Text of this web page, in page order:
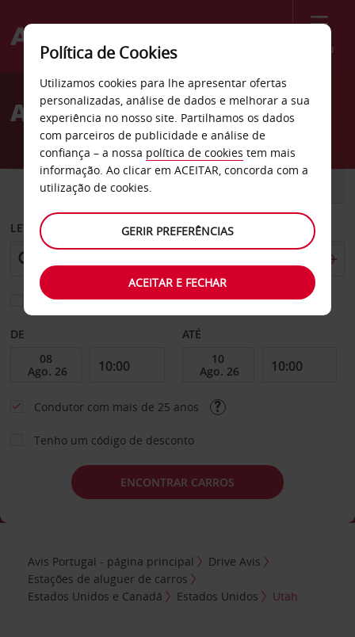
Menu
Welcome
AvisAluguer de carros Utah
CARRO
LEVANTAR EM
Escolher uma estação de devolução diferente
DE ATÉ
Condutor com mais de 25 anos
Tenho um código de desconto
ENCONTRAR CARROS
Avis Portugal - página principal
Drive Avis
Estações de aluguer de carros
Estados Unidos e Canadá
Estados Unidos Utah
Política de Cookies
Utilizamos cookies para lhe apresentar ofertas
personalizadas, análise de dados e melhorar a sua
experiência no nosso site. Partilhamos os dados
com parceiros de publicidade e análise de
confiança – a nossa política de cookies tem mais
informação. Ao clicar em ACEITAR, concorda com a
utilização de cookies.
GERIR PREFERÊNCIAS
ACEITAR E FECHAR